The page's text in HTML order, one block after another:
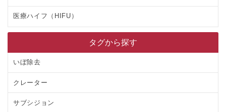
医療ハイフ（HIFU）
タグから探す
いぼ除去
クレーター
サブシジョン